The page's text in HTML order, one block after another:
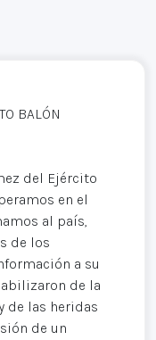
BALÓN
del Ejército
en el
al país,
de los
a su
de la
de las heridas
de un